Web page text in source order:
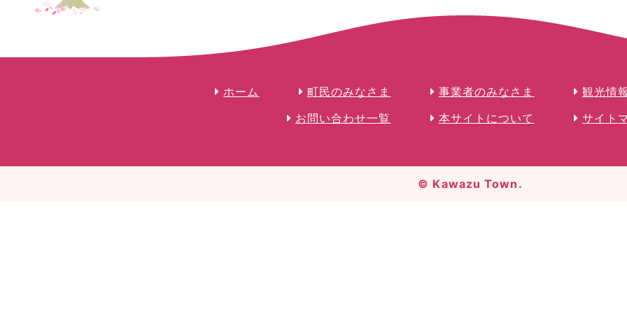
ホーム 町民のみなさま 事業者のみなさま 観光情報
お問い合わせ一覧
本サイトについて サイト
© Kawazu Town.